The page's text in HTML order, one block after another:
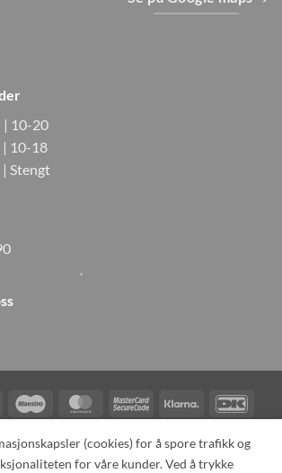
| 10-20
10-18
Stengt
Maestro MasterCardMasterCard
2
Klarna
Card
KONTAKT OSS OM OSS
(cookies) for å spore trafikk og
for våre kunder. Ved å trykke